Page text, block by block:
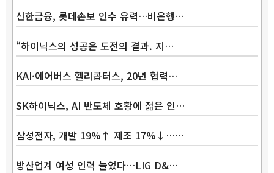
신한금융, 롯데손보 인수 유력…비은행…
“하이닉스의 성공은 도전의 결과. 지…
KAI·에어버스 헬리콥터스, 20년 협력…
SK하이닉스, AI 반도체 호황에 젊은 인…
삼성전자, 개발 19%↑ 제조 17%↓……
방산업계 여성 인력 늘었다…LIG D&…